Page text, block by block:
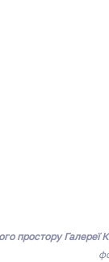
простору Галереї